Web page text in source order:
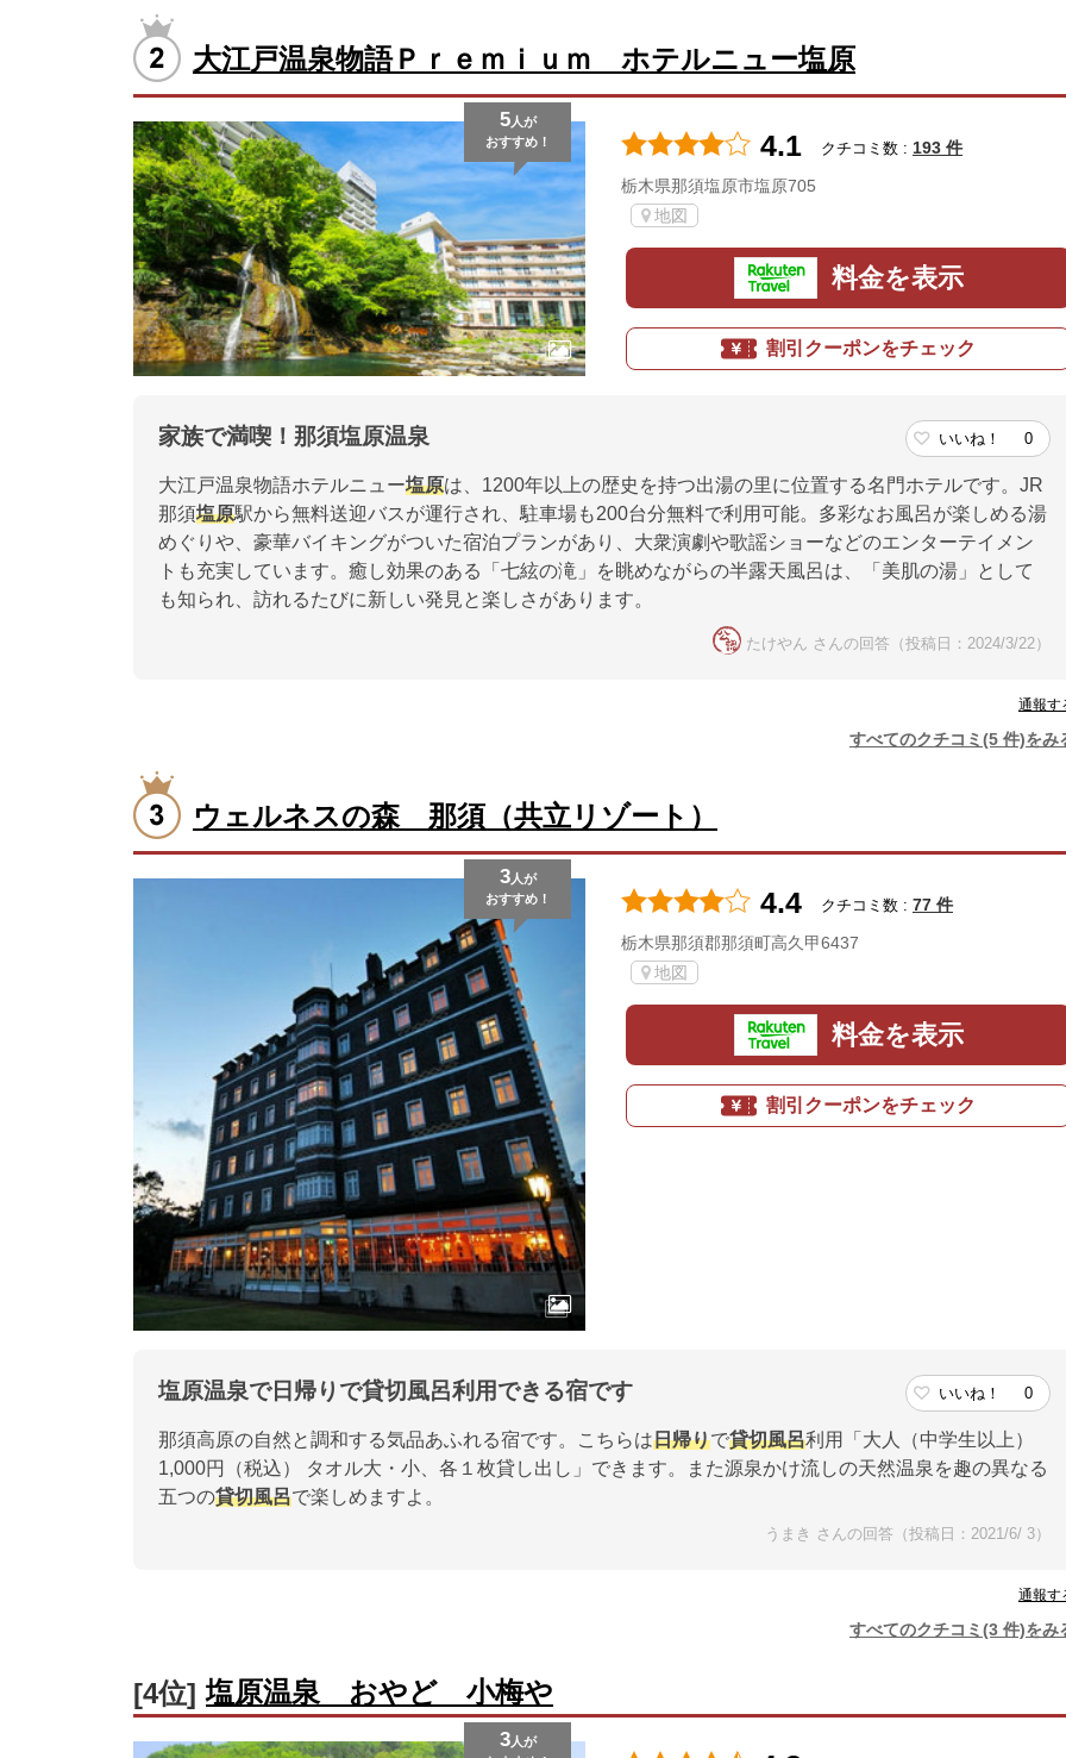
大江戸温泉物語Ｐｒｅｍｉｕｍ ホテルニュー塩原
5人が
おすすめ！
4.1 クチコミ数 : 193 件
栃木県那須塩原市塩原705
地図
料金を表示
割引クーポンをチェック
家族で満喫！那須塩原温泉 いいね！ 0
大江戸温泉物語ホテルニュー塩原は、1200年以上の歴史を持つ出湯の里に位置する名門ホテルです。JR
那須塩原駅から無料送迎バスが運行され、駐車場も200台分無料で利用可能。多彩なお風呂が楽しめる湯
めぐりや、豪華バイキングがついた宿泊プランがあり、大衆演劇や歌謡ショーなどのエンターテイメン
トも充実しています。癒し効果のある「七絃の滝」を眺めながらの半露天風呂は、「美肌の湯」として
も知られ、訪れるたびに新しい発見と楽しさがあります。
たけやん さんの回答（投稿日：2024/3/22）
通報す
すべてのクチコミ(5 件)をみ
ウェルネスの森 那須（共立リゾート）
3人が
おすすめ！
4.4 クチコミ数 : 77 件
栃木県那須郡那須町高久甲6437
地図
料金を表示
割引クーポンをチェック
塩原温泉で日帰りで貸切風呂利用できる宿です いいね！ 0
那須高原の自然と調和する気品あふれる宿です。こちらは日帰りで貸切風呂利用「大人（中学生以上）
1,000円（税込） タオル大・小、各１枚貸し出し」できます。また源泉かけ流しの天然温泉を趣の異なる
五つの貸切風呂で楽しめますよ。
うまき さんの回答（投稿日：2021/6/ 3）
通報す
すべてのクチコミ(3 件)をみ
[4位] 塩原温泉 おやど 小梅や
3人が